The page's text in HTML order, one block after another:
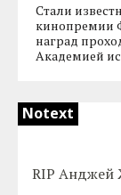
Стали
кинопремии
наград
Академией
Notext